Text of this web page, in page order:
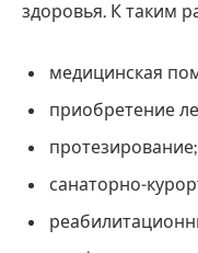
здоровья. К таким
медицинская
приобретение
протезирование;
санаторно-